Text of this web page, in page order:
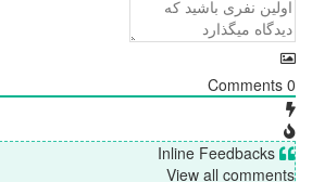
0
Comments
Inline Feedbacks
View all comments